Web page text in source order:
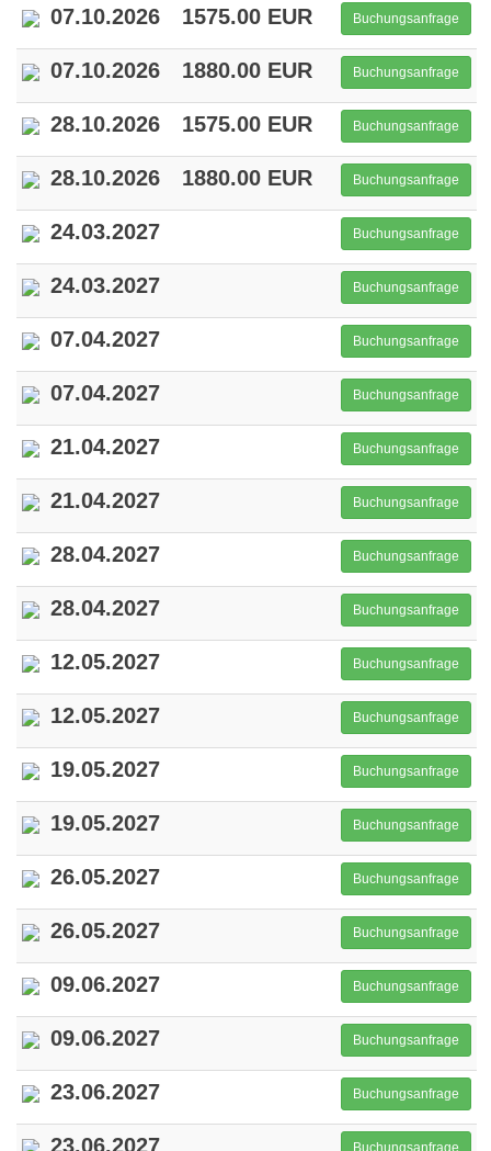
07.10.2026 1575.00 EUR Buchungsanfrage
07.10.2026 1880.00 EUR Buchungsanfrage
28.10.2026 1575.00 EUR Buchungsanfrage
28.10.2026 1880.00 EUR Buchungsanfrage
24.03.2027 Buchungsanfrage
24.03.2027 Buchungsanfrage
07.04.2027 Buchungsanfrage
07.04.2027 Buchungsanfrage
21.04.2027 Buchungsanfrage
21.04.2027 Buchungsanfrage
28.04.2027 Buchungsanfrage
28.04.2027 Buchungsanfrage
12.05.2027 Buchungsanfrage
12.05.2027 Buchungsanfrage
19.05.2027 Buchungsanfrage
19.05.2027 Buchungsanfrage
26.05.2027 Buchungsanfrage
26.05.2027 Buchungsanfrage
09.06.2027 Buchungsanfrage
09.06.2027 Buchungsanfrage
23.06.2027 Buchungsanfrage
23.06.2027 Buchungsanfrage